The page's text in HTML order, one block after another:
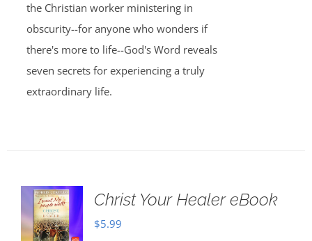
the Christian worker ministering in
obscurity--for anyone who wonders if
there's more to life--God's Word reveals
seven secrets for experiencing a truly
extraordinary life.
Christ Your Healer eBook
$5.99